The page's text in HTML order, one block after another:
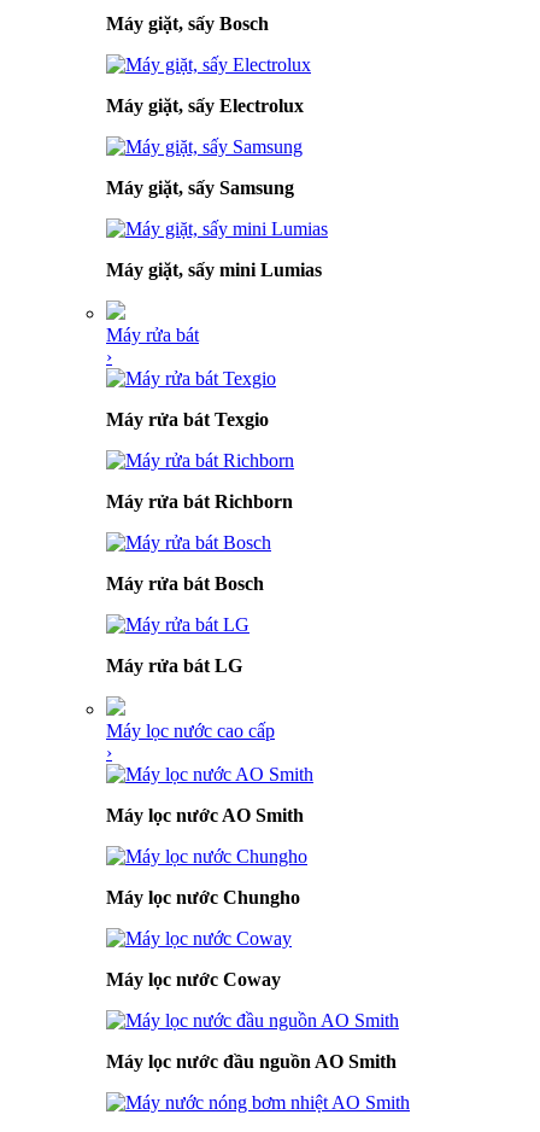
Máy giặt, sấy Bosch
Máy giặt, sấy Electrolux
Máy giặt, sấy Samsung
Máy giặt, sấy mini Lumias
Máy rửa bát
›
Máy rửa bát Texgio
Máy rửa bát Richborn
Máy rửa bát Bosch
Máy rửa bát LG
Máy lọc nước cao cấp
›
Máy lọc nước AO Smith
Máy lọc nước Chungho
Máy lọc nước Coway
Máy lọc nước đầu nguồn AO Smith